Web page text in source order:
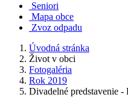
Seniori
Mapa obce
Zvoz odpadu
Úvodná stránka
Život v obci
Fotogaléria
Rok 2019
Divadelné predstavenie -